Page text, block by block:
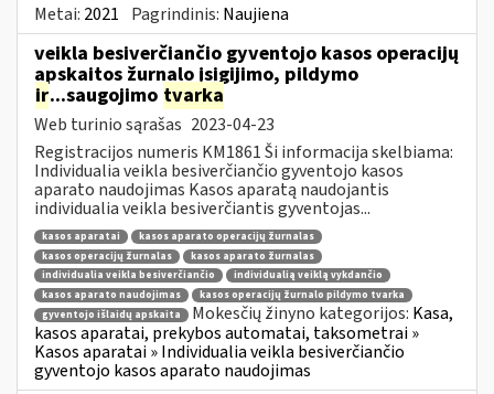
Metai: 2021 Pagrindinis: Naujiena
veikla besiverčiančio gyventojo kasos operacijų
apskaitos žurnalo įsigijimo, pildymo
ir...saugojimo tvarka
Web turinio sąrašas 2023-04-23
Registracijos numeris KM1861 Ši informacija skelbiama:
Individualia veikla besiverčiančio gyventojo kasos
aparato naudojimas Kasos aparatą naudojantis
individualia veikla besiverčiantis gyventojas...
kasos aparatai
kasos aparato operacijų žurnalas
kasos operacijų žurnalas
kasos aparato žurnalas
individualia veikla besiverčiančio
individualią veiklą vykdančio
kasos aparato naudojimas
kasos operacijų žurnalo pildymo tvarka
gyventojo išlaidų apskaita
Mokesčių žinyno kategorijos: Kasa,
kasos aparatai, prekybos automatai, taksometrai »
Kasos aparatai » Individualia veikla besiverčiančio
gyventojo kasos aparato naudojimas